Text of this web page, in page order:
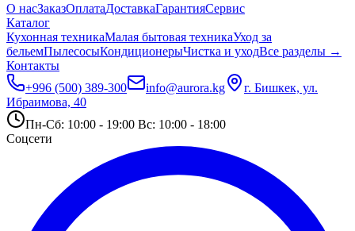
О насЗаказОплатаДоставкаГарантияСервис
Каталог
Кухонная техникаМалая бытовая техникаУход за
бельемПылесосыКондиционерыЧистка и уходВсе разделы →
Контакты
+996 (500) 389-300
info@aurora.kg
г. Бишкек, ул.
Ибраимова, 40
Пн-Сб: 10:00 - 19:00 Вс: 10:00 - 18:00
Соцсети